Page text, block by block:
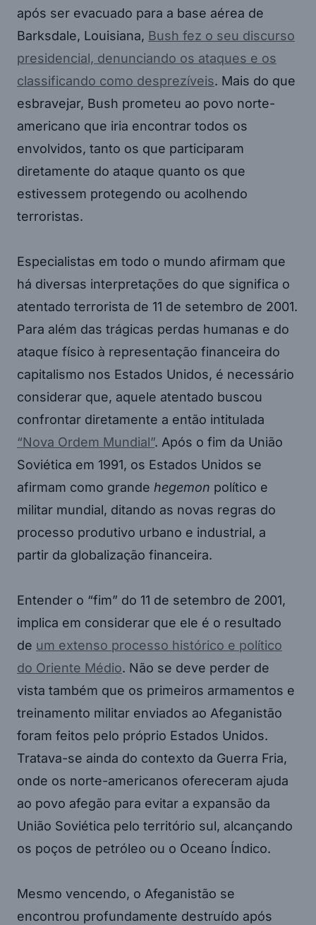
após ser evacuado para a base aérea de
Barksdale, Louisiana, Bush fez o seu discurso
presidencial, denunciando os ataques e os
classificando como desprezíveis. Mais do que
esbravejar, Bush prometeu ao povo norte-
americano que iria encontrar todos os
envolvidos, tanto os que participaram
diretamente do ataque quanto os que
estivessem protegendo ou acolhendo
terroristas.
Especialistas em todo o mundo afirmam que
há diversas interpretações do que significa o
atentado terrorista de 11 de setembro de 2001.
Para além das trágicas perdas humanas e do
ataque físico à representação financeira do
capitalismo nos Estados Unidos, é necessário
considerar que, aquele atentado buscou
confrontar diretamente a então intitulada
“Nova Ordem Mundial”. Após o fim da União
Soviética em 1991, os Estados Unidos se
afirmam como grande hegemon político e
militar mundial, ditando as novas regras do
processo produtivo urbano e industrial, a
partir da globalização financeira.
Entender o “fim” do 11 de setembro de 2001,
implica em considerar que ele é o resultado
de um extenso processo histórico e político
do Oriente Médio. Não se deve perder de
vista também que os primeiros armamentos e
treinamento militar enviados ao Afeganistão
foram feitos pelo próprio Estados Unidos.
Tratava-se ainda do contexto da Guerra Fria,
onde os norte-americanos ofereceram ajuda
ao povo afegão para evitar a expansão da
União Soviética pelo território sul, alcançando
os poços de petróleo ou o Oceano Índico.
Mesmo vencendo, o Afeganistão se
encontrou profundamente destruído após